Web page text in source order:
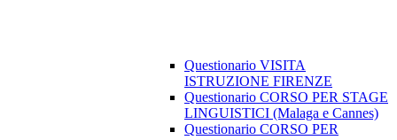
Questionario VISITA
ISTRUZIONE FIRENZE
Questionario CORSO PER STAGE
LINGUISTICI (Malaga e Cannes)
Questionario CORSO PER